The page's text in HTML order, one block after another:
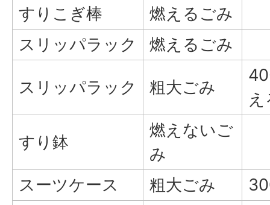
すりこぎ棒
燃えるごみ
スリッパラック
燃えるごみ
スリッパラック 粗大ごみ
すり鉢
燃えないご
み
スーツケース
粗大ごみ